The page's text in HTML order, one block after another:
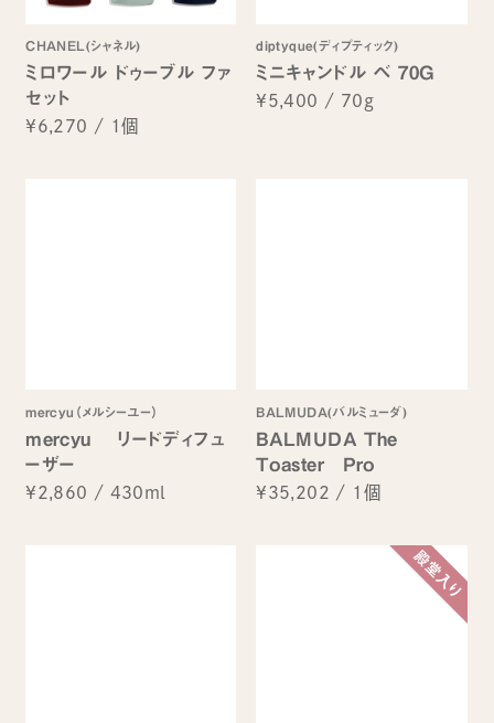
CHANEL(シャネル)
ミロワール ドゥーブル ファ
セット
¥6,270 / 1個
diptyque(ディプティック)
ミニキャンドル ベ 70G
¥5,400 / 70g
mercyu（メルシーユー）
mercyu リードディフュ
ーザー
¥2,860 / 430ml
BALMUDA(バルミューダ)
BALMUDA The
Toaster Pro
¥35,202 / 1個